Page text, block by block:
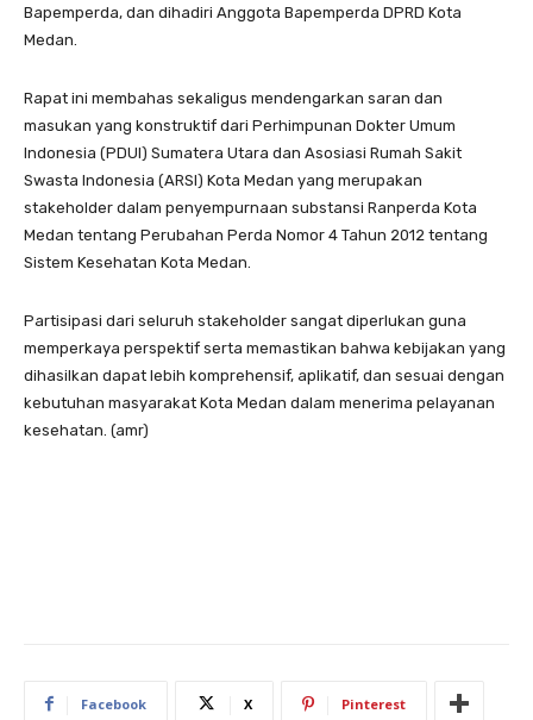
Bapemperda, dan dihadiri Anggota Bapemperda DPRD Kota
Medan.
Rapat ini membahas sekaligus mendengarkan saran dan
masukan yang konstruktif dari Perhimpunan Dokter Umum
Indonesia (PDUI) Sumatera Utara dan Asosiasi Rumah Sakit
Swasta Indonesia (ARSI) Kota Medan yang merupakan
stakeholder dalam penyempurnaan substansi Ranperda Kota
Medan tentang Perubahan Perda Nomor 4 Tahun 2012 tentang
Sistem Kesehatan Kota Medan.
Partisipasi dari seluruh stakeholder sangat diperlukan guna
memperkaya perspektif serta memastikan bahwa kebijakan yang
dihasilkan dapat lebih komprehensif, aplikatif, dan sesuai dengan
kebutuhan masyarakat Kota Medan dalam menerima pelayanan
kesehatan. (amr)
Facebook X Pinterest